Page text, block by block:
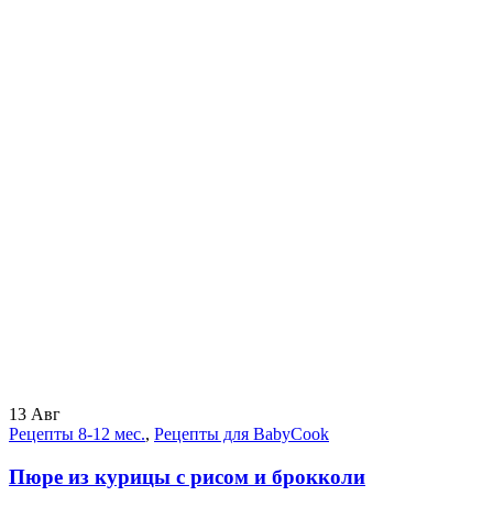
13 Авг
Рецепты 8-12 мес., Рецепты для BabyCook
Пюре из курицы с рисом и брокколи